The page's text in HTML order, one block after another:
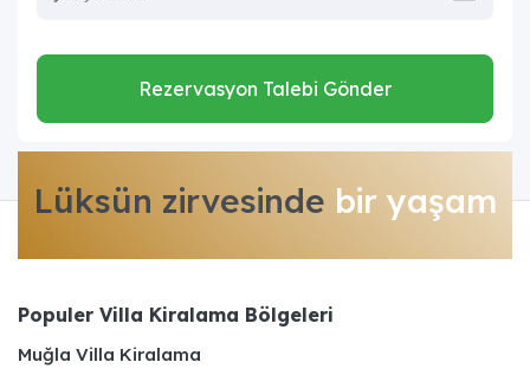
Rezervasyon Talebi Gönder
Lüksün zirvesinde bir yaşam
Populer Villa Kiralama Bölgeleri
Muğla Villa Kiralama